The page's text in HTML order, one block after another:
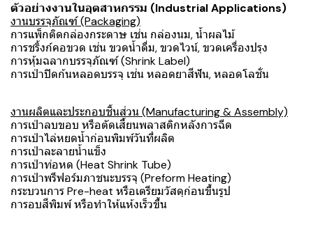
ตัวอย่างงานในอุตสาหกรรม (Industrial Applications)
งานบรรจุภัณฑ์ (Packaging)
การแพ็กติดกล่องกระดาษ เช่น กล่องนม, น้ำผลไม้
การชริ้งก์คอขวด เช่น ขวดน้ำดื่ม, ขวดไวน์, ขวดเครื่องปรุง
การหุ้มฉลากบรรจุภัณฑ์ (Shrink Label)
การเป่าปิดก้นหลอดบรรจุ เช่น หลอดยาสีฟัน, หลอดโลชั่น
งานผลิตและประกอบชิ้นส่วน (Manufacturing & Assembly)
การเป่าลบขอบ หรือตัดเสี้ยนพลาสติกหลังการฉีด
การเป่าไล่หยดน้ำก่อนพิมพ์วันที่ผลิต
การเป่าละลายน้ำแข็ง
การเป่าท่อหด (Heat Shrink Tube)
การเป่าพรีฟอร์มภาชนะบรรจุ (Preform Heating)
กระบวนการ Pre-heat หรือเตรียมวัสดุก่อนขึ้นรูป
การอบสีพิมพ์ หรือทำให้แห้งเร็วขึ้น